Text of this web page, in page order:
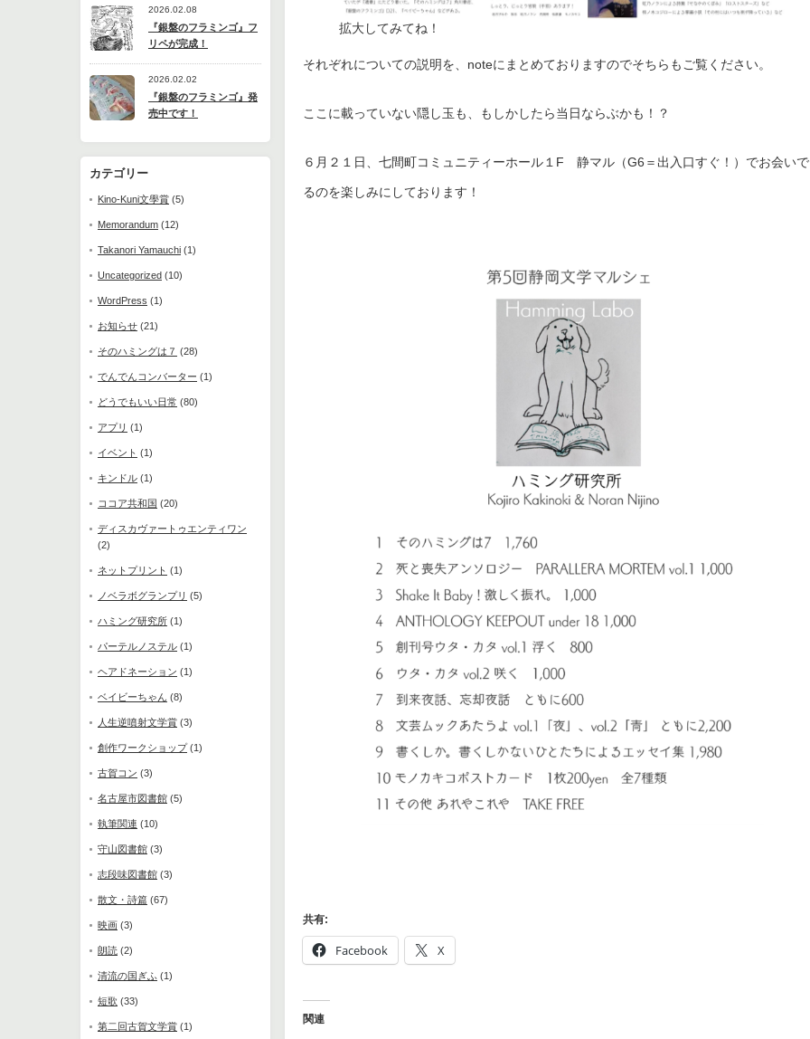
2026.02.08
『銀盤のフラミンゴ』フ
リペが完成！
2026.02.02
『銀盤のフラミンゴ』発
売中です！
カテゴリー
Kino-Kuni文學賞 (5)
Memorandum (12)
Takanori Yamauchi (1)
Uncategorized (10)
WordPress (1)
お知らせ (21)
そのハミングは７ (28)
でんでんコンバーター (1)
どうでもいい日常 (80)
アプリ (1)
イベント (1)
キンドル (1)
ココア共和国 (20)
ディスカヴァートゥエンティワン
(2)
ネットプリント (1)
ノベラボグランプリ (5)
ハミング研究所 (1)
パーテルノステル (1)
ヘアドネーション (1)
ベイビーちゃん (8)
人生逆噴射文学賞 (3)
創作ワークショップ(1)
古賀コン (3)
名古屋市図書館 (5)
執筆関連 (10)
守山図書館 (3)
志段味図書館 (3)
散文・詩篇 (67)
映画 (3)
朗読 (2)
清流の国ぎふ (1)
短歌 (33)
第二回古賀文学賞 (1)
拡大してみてね！
それぞれについての説明を、noteにまとめておりますのでそちらもご覧ください。
ここに載っていない隠し玉も、もしかしたら当日ならぶかも！？
６月２１日、七間町コミュニティーホール１F 静マル（G6＝出入口すぐ！）でお会いで
るのを楽しみにしております！
共有:
Facebook X
関連